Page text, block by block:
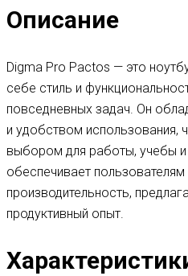
Описание
Digma Pro Pactos — это
себе стиль и
повседневных задач. Он
и удобством использования,
выбором для работы, учебы и
обеспечивает
производительность,
продуктивный опыт.